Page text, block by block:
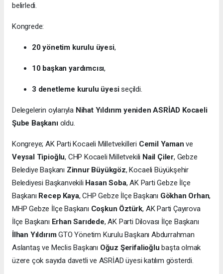
belirledi.
Kongrede:
20 yönetim kurulu üyesi,
10 başkan yardımcısı,
3 denetleme kurulu üyesiseçildi.
Delegelerin oylarıyla Nihat Yıldırım yeniden ASRİAD Kocaeli
Şube Başkanıoldu.
Kongreye; AK Parti Kocaeli Milletvekilleri Cemil Yaman ve
Veysal Tipioğlu, CHP Kocaeli Milletvekili Nail Çiler, Gebze
Belediye Başkanı Zinnur Büyükgöz, Kocaeli Büyükşehir
Belediyesi Başkanvekili Hasan Soba, AK Parti Gebze İlçe
Başkanı Recep Kaya, CHP Gebze İlçe Başkanı Gökhan Orhan,
MHP Gebze İlçe Başkanı Coşkun Öztürk, AK Parti Çayırova
İlçe Başkanı Erhan Sarıdede, AK Parti Dilovası İlçe Başkanı
İlhan YıldırımGTO Yönetim Kurulu Başkanı Abdurrahman
Aslantaş ve Meclis Başkanı Oğuz Şerifalioğlu başta olmak
üzere çok sayıda davetli ve ASRİAD üyesi katılım gösterdi.